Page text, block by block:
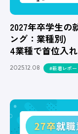
2027年卒学生の
ング：業種別)
4業種で首位入
2025.12.08 #新着レポー